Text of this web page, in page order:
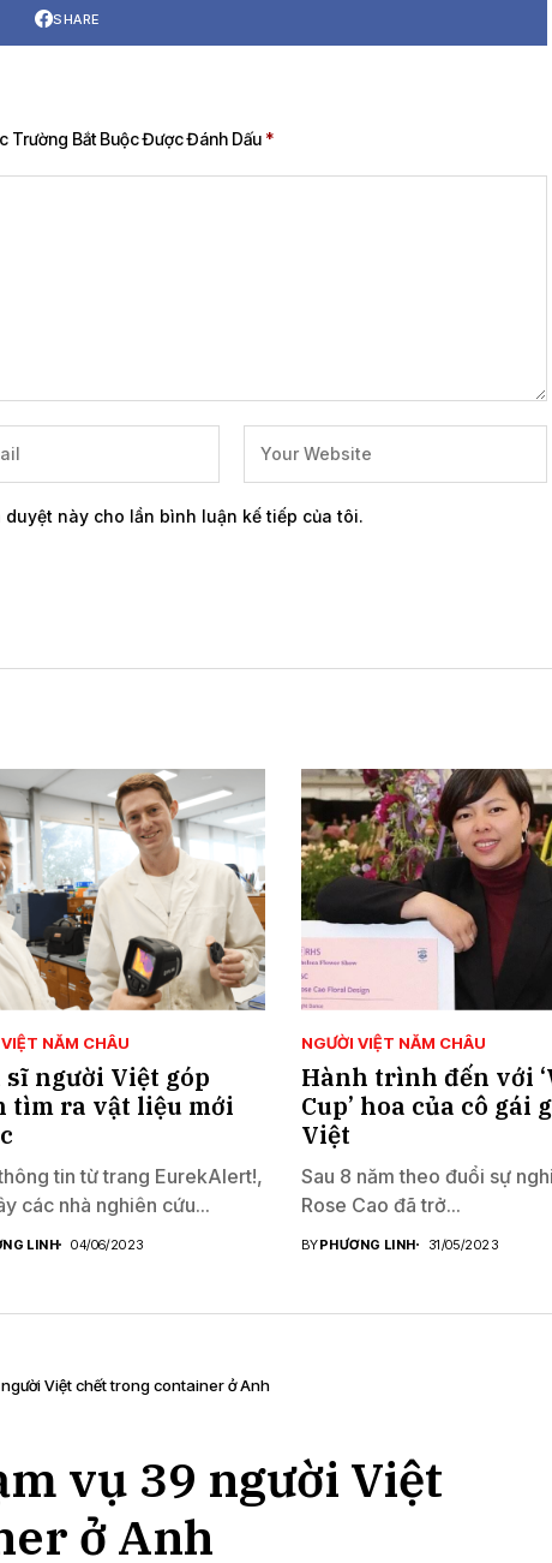
SHARE
Trường Bắt Buộc Được Đánh Dấu *
này cho lần bình luận kế tiếp của tôi.
NĂM CHÂU
người Việt góp
tìm ra vật liệu mới
tin từ trang EurekAlert!,
các nhà nghiên cứu...
LINH 04/06/2023
NGƯỜI VIỆT NĂM CHÂU
Hành trình đến với
Cup’ hoa của cô gái
Việt
Sau 8 năm theo đuổi sự
Rose Cao đã trở...
BYPHƯƠNG LINH 31/05/2023
Việt chết trong container ở Anh
vụ 39 người Việt
ở Anh